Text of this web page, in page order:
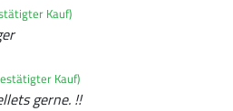
Kauf)
Kauf)
gerne. !!